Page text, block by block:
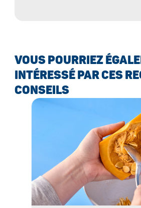
VOUS POURRIEZ
INTÉRESSÉ PAR CES
CONSEILS